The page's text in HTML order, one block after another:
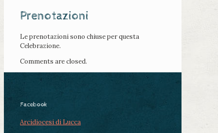
Prenotazioni
Le prenotazioni sono chiuse per questa
Celebrazione.
Comments are closed.
Facebook
Arcidiocesi di Lucca